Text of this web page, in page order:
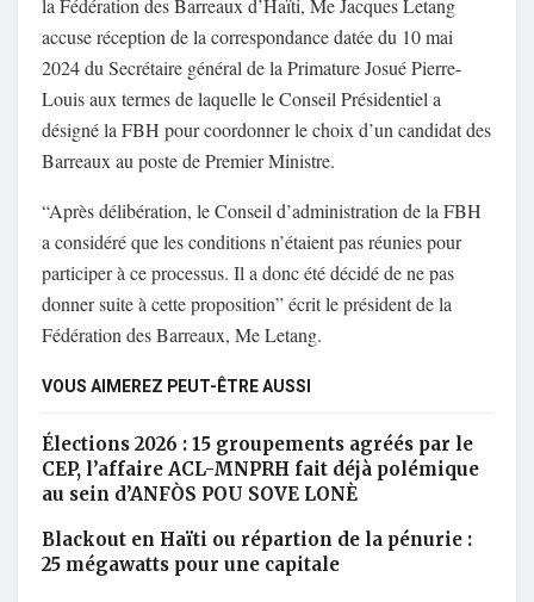
la Fédération des Barreaux d’Haïti, Me Jacques Letang
accuse réception de la correspondance datée du 10 mai
2024 du Secrétaire général de la Primature Josué Pierre-
Louis aux termes de laquelle le Conseil Présidentiel a
désigné la FBH pour coordonner le choix d’un candidat des
Barreaux au poste de Premier Ministre.
“Après délibération, le Conseil d’administration de la FBH
a considéré que les conditions n’étaient pas réunies pour
participer à ce processus. Il a donc été décidé de ne pas
donner suite à cette proposition” écrit le président de la
Fédération des Barreaux, Me Letang.
VOUS AIMEREZ PEUT-ÊTRE AUSSI
Élections 2026 : 15 groupements agréés par le
CEP, l’affaire ACL-MNPRH fait déjà polémique
au sein d’ANFÒS POU SOVE LONÈ
Blackout en Haïti ou répartion de la pénurie :
25 mégawatts pour une capitale